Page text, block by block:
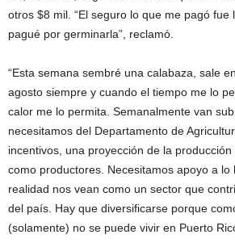
otros $8 mil. “El seguro lo que me pagó fue
pagué por germinarla”, reclamó.
“Esta semana sembré una calabaza, sale
agosto siempre y cuando el tiempo me lo
calor me lo permita. Semanalmente van
necesitamos del Departamento de
incentivos, una proyección de la
como productores. Necesitamos apoyo a lo
realidad nos vean como un sector que
del país. Hay que diversificarse porque
(solamente) no se puede vivir en Puerto